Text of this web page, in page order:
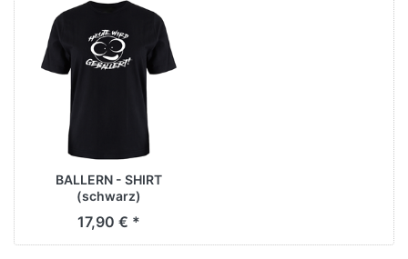
BALLERN - SHIRT
(schwarz)
17,90 € *